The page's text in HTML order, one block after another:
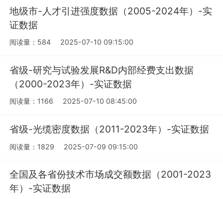
地级市-人才引进强度数据（2005-2024年）-实
证数据
阅读量：584 2025-07-10 09:15:00
省级-研究与试验发展R&D内部经费支出数据
（2000-2023年）-实证数据
阅读量：1166 2025-07-10 08:45:00
省级-光缆密度数据（2011-2023年）-实证数据
阅读量：1829 2025-07-09 09:15:00
全国及各省份技术市场成交额数据（2001-2023
年）-实证数据